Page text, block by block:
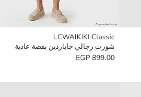
LCWAIKIKI Classic
شورت رجالي جاباردين بقصة عادية
899.00 EGP